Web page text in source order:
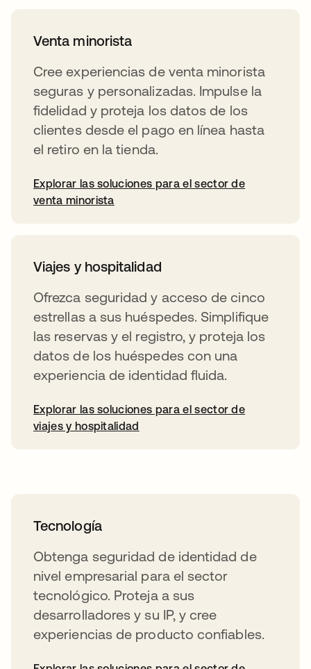
Venta minorista
Cree experiencias de venta minorista
seguras y personalizadas. Impulse la
fidelidad y proteja los datos de los
clientes desde el pago en línea hasta
el retiro en la tienda.
Explorar las soluciones para el sector de
venta minorista
Viajes y hospitalidad
Ofrezca seguridad y acceso de cinco
estrellas a sus huéspedes. Simplifique
las reservas y el registro, y proteja los
datos de los huéspedes con una
experiencia de identidad fluida.
Explorar las soluciones para el sector de
viajes y hospitalidad
Tecnología
Obtenga seguridad de identidad de
nivel empresarial para el sector
tecnológico. Proteja a sus
desarrolladores y su IP, y cree
experiencias de producto confiables.